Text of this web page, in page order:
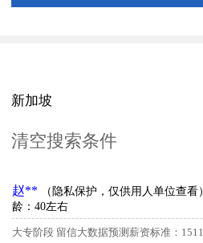
新加坡
清空搜索条件
赵** （隐私保护，仅供用人单位查看）
龄：40左右
大专阶段 留信大数据预测薪资标准：